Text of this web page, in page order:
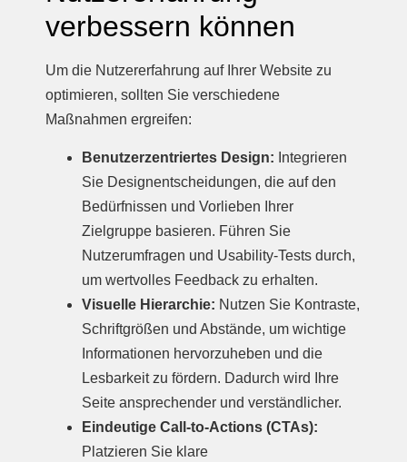
verbessern können
Um die Nutzererfahrung auf Ihrer Website zu
optimieren, sollten Sie verschiedene
Maßnahmen ergreifen:
Benutzerzentriertes Design: Integrieren
Sie Designentscheidungen, die auf den
Bedürfnissen und Vorlieben Ihrer
Zielgruppe basieren. Führen Sie
Nutzerumfragen und Usability-Tests durch,
um wertvolles Feedback zu erhalten.
Visuelle Hierarchie: Nutzen Sie Kontraste,
Schriftgrößen und Abstände, um wichtige
Informationen hervorzuheben und die
Lesbarkeit zu fördern. Dadurch wird Ihre
Seite ansprechender und verständlicher.
Eindeutige Call-to-Actions (CTAs):
Platzieren Sie klare